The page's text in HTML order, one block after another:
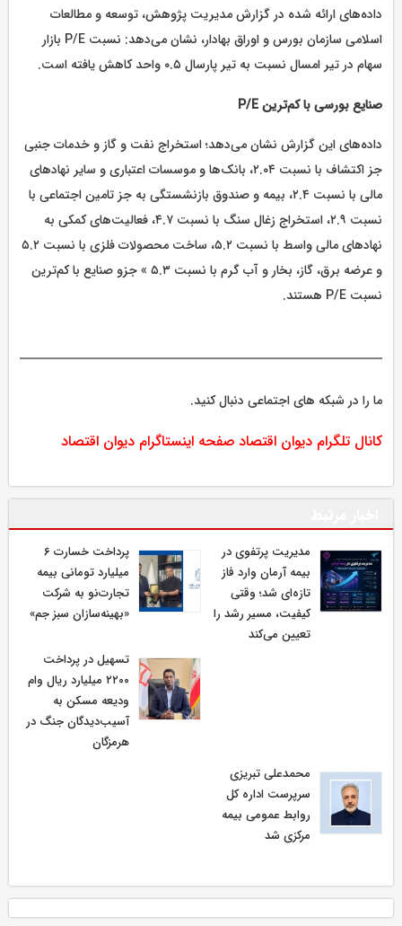
داده‌های ارائه شده در گزارش مدیریت پژوهش، توسعه و مطالعات
اسلامی سازمان بورس و اوراق بهادار، نشان می‌دهد: نسبت P/E بازار
سهام در تیر امسال نسبت به تیر پارسال ۰.۵ واحد کاهش یافته است.
صنایع بورسی با کم‌ترین P/E
داده‌های این گزارش نشان می‌دهد؛ استخراج نفت و گاز و خدمات جنبی
جز اکتشاف با نسبت ۲.۰۴، بانک‌ها و موسسات اعتباری و سایر نهادهای
مالی با نسبت ۲.۴، بیمه و صندوق بازنشستگی به جز تامین اجتماعی با
نسبت ۲.۹، استخراج زغال سنگ با نسبت ۴.۷، فعالیت‌های کمکی به
نهادهای مالی واسط با نسبت ۵.۲، ساخت محصولات فلزی با نسبت ۵.۲
و عرضه برق، گاز، بخار و آب گرم با نسبت ۵.۳ » جزو صنایع با کم‌ترین
نسبت P/E هستند.
ما را در شبکه های اجتماعی دنبال کنید.
کانال تلگرام دیوان اقتصاد صفحه اینستاگرام دیوان اقتصاد
مدیریت پرتفوی در
بیمه آرمان وارد فاز
تازه‌ای شد؛ وقتی
کیفیت، مسیر رشد را
تعیین می‌کند
پرداخت خسارت ۶
میلیارد تومانی بیمه
تجارت‌نو به شرکت
«بهینه‌سازان سبز جم»
تسهیل در پرداخت
۲۲۰۰ میلیارد ریال وام
ودیعه مسکن به
آسیب‌دیدگان جنگ در
هرمزگان
محمدعلی تبریزی
سرپرست اداره كل
روابط عمومی بیمه
مركزی شد